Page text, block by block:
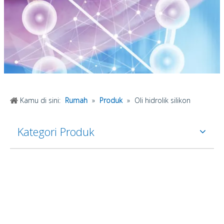
Kamu di sini: Rumah » Produk » Oli hidrolik silikon
Kategori Produk